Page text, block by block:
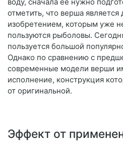
отметить, что верша
изобретением, которым уже
пользуются рыболовы.
пользуется большой
Однако по сравнению с
современные модели верши
исполнение, конструкция
от оригинальной.
Эффект от